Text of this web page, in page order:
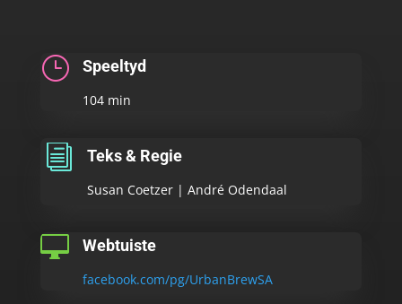
} Speeltyd
104 min
i Teks & Regie
Susan Coetzer | André Odendaal
 Webtuiste
facebook.com/pg/UrbanBrewSA